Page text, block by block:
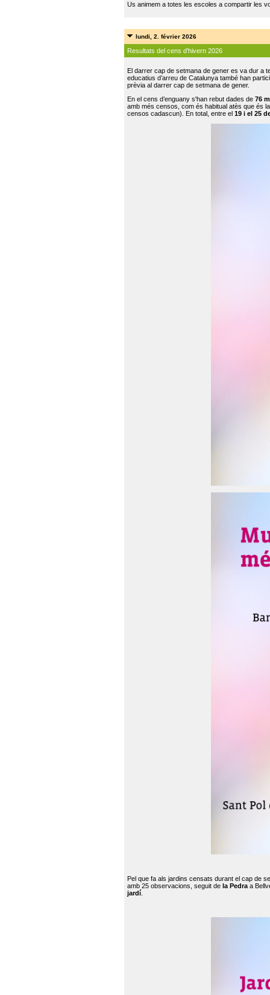
Us animem a totes les escoles a compartir les
lundi, 2. février 2026
Resultats del cens d'hivern 2026
El darrer cap de setmana de gener es va dur a
educatius d’arreu de Catalunya també han
prèvia al darrer cap de setmana de gener.
En el cens d’enguany s'han rebut dades de 76
amb més censos, com és habitual atès que és
censos cadascun). En total, entre el 19 i el 25
Pel que fa als jardins censats durant el cap de
amb 25 observacions, seguit de la Pedra a
jardí